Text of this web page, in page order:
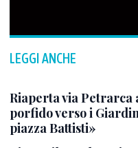
LEGGI ANCHE
Riaperta via Petrarca
porfido verso i
piazza Battisti»